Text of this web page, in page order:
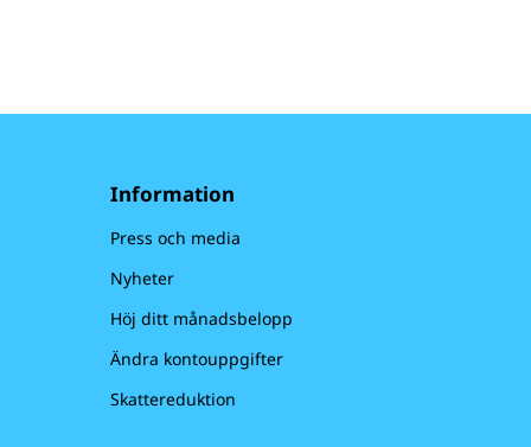
Information
Press och media
Nyheter
Höj ditt månadsbelopp
Ändra kontouppgifter
Skattereduktion